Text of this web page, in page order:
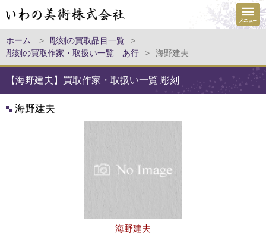
ホーム > 彫刻の買取品目一覧
>
彫刻の買取作家・取扱い一覧 あ行
> 海野建夫
【海野建夫】買取作家・取扱い一覧 彫刻
海野建夫
海野建夫